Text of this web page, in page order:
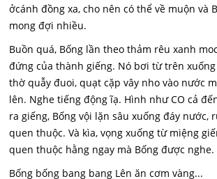
ởcánh đồng xa, cho nên có thể về muộn và
mong đợi nhiều.
Buồn quá, Bống lần theo thảm rêu xanh
đứng của thành giếng. Nó bơi từ trên
thờ quẫy đuoi, quạt cặp vây nho vào nước
lên. Nghe tiếng động ĩạ. Hình như CO cả
ra giếng, Bống vội lặn sâu xuống đáy nước,
quen thuộc. Và kìa, vọng xuống từ miệng
quen thuộc hằng ngay mà Bống được nghe.
Bống bống bang bang Lên ăn cơm vàng...